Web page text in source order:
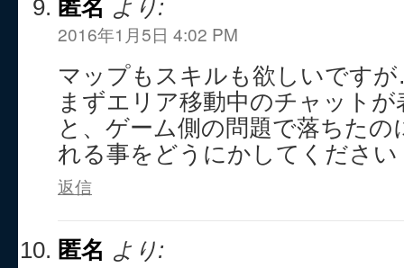
匿名 より:
2016年1月5日 4:02 PM
マップもスキルも欲しいです
まずエリア移動中のチャット
と、ゲーム側の問題で落ちた
れる事をどうにかしてください
返信
匿名 より: